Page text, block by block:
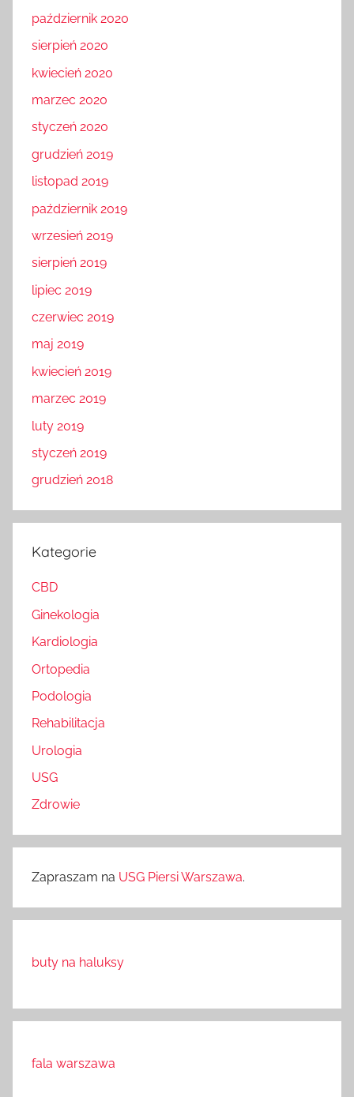
październik 2020
sierpień 2020
kwiecień 2020
marzec 2020
styczeń 2020
grudzień 2019
listopad 2019
październik 2019
wrzesień 2019
sierpień 2019
lipiec 2019
czerwiec 2019
maj 2019
kwiecień 2019
marzec 2019
luty 2019
styczeń 2019
grudzień 2018
Kategorie
CBD
Ginekologia
Kardiologia
Ortopedia
Podologia
Rehabilitacja
Urologia
USG
Zdrowie
Zapraszam na USG Piersi Warszawa.
buty na haluksy
fala warszawa